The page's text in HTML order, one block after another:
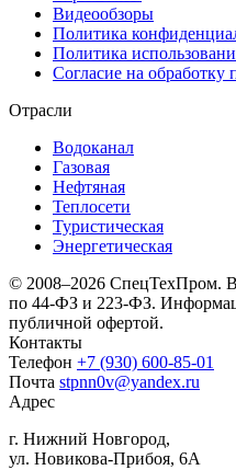
Видеообзоры
Политика
Политика
Согласие на
Отрасли
Водоканал
Газовая
Нефтяная
Теплосети
Туристическая
Энергетическая
© 2008–2026 СпецТехПром.
по 44-ФЗ и 223-ФЗ.
публичной офертой.
Контакты
Телефон +7 (930) 600-85-01
Почта stpnn0v@yandex.ru
Адрес
г. Нижний Новгород,
ул. Новикова-Прибоя, 6А